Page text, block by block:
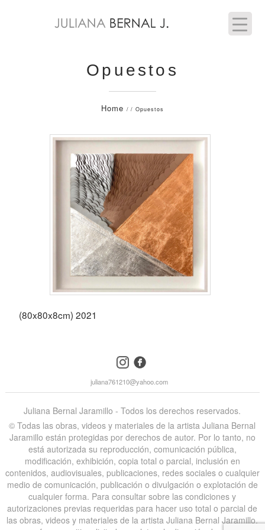
Opuestos
Home / / Opuestos
(80x80x8cm) 2021
instagramfacebook
juliana761210@yahoo.com
Juliana Bernal Jaramillo - Todos los derechos reservados.
©️ Todas las obras, videos y materiales de la artista Juliana Bernal
Jaramillo están protegidas por derechos de autor. Por lo tanto, no
está autorizada su reproducción, comunicación pública,
modificación, exhibición, copia total o parcial, inclusión en
contenidos, audiovisuales, publicaciones, redes sociales o cualquier
medio de comunicación, publicación o divulgación o explotación de
cualquier forma. Para consultar sobre las condiciones y
autorizaciones previas requeridas para hacer uso total o parcial de
las obras, videos y materiales de la artista Juliana Bernal Jaramillo,